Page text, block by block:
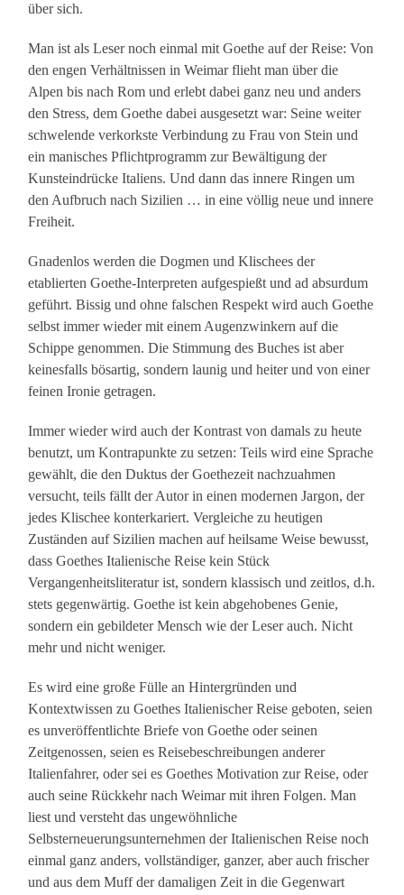
über sich.
Man ist als Leser noch einmal mit Goethe auf der Reise: Von
den engen Verhältnissen in Weimar flieht man über die
Alpen bis nach Rom und erlebt dabei ganz neu und anders
den Stress, dem Goethe dabei ausgesetzt war: Seine weiter
schwelende verkorkste Verbindung zu Frau von Stein und
ein manisches Pflichtprogramm zur Bewältigung der
Kunsteindrücke Italiens. Und dann das innere Ringen um
den Aufbruch nach Sizilien … in eine völlig neue und innere
Freiheit.
Gnadenlos werden die Dogmen und Klischees der
etablierten Goethe-Interpreten aufgespießt und ad absurdum
geführt. Bissig und ohne falschen Respekt wird auch Goethe
selbst immer wieder mit einem Augenzwinkern auf die
Schippe genommen. Die Stimmung des Buches ist aber
keinesfalls bösartig, sondern launig und heiter und von einer
feinen Ironie getragen.
Immer wieder wird auch der Kontrast von damals zu heute
benutzt, um Kontrapunkte zu setzen: Teils wird eine Sprache
gewählt, die den Duktus der Goethezeit nachzuahmen
versucht, teils fällt der Autor in einen modernen Jargon, der
jedes Klischee konterkariert. Vergleiche zu heutigen
Zuständen auf Sizilien machen auf heilsame Weise bewusst,
dass Goethes Italienische Reise kein Stück
Vergangenheitsliteratur ist, sondern klassisch und zeitlos, d.h.
stets gegenwärtig. Goethe ist kein abgehobenes Genie,
sondern ein gebildeter Mensch wie der Leser auch. Nicht
mehr und nicht weniger.
Es wird eine große Fülle an Hintergründen und
Kontextwissen zu Goethes Italienischer Reise geboten, seien
es unveröffentlichte Briefe von Goethe oder seinen
Zeitgenossen, seien es Reisebeschreibungen anderer
Italienfahrer, oder sei es Goethes Motivation zur Reise, oder
auch seine Rückkehr nach Weimar mit ihren Folgen. Man
liest und versteht das ungewöhnliche
Selbsterneuerungsunternehmen der Italienischen Reise noch
einmal ganz anders, vollständiger, ganzer, aber auch frischer
und aus dem Muff der damaligen Zeit in die Gegenwart